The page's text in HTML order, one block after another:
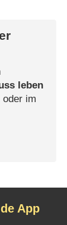
leben
im
App